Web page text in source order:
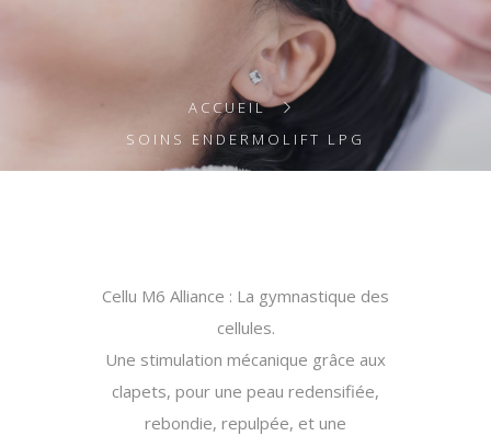
ACCUEIL
SOINS ENDERMOLIFT LPG
Cellu M6 Alliance : La gymnastique des
cellules.
Une stimulation mécanique grâce aux
clapets, pour une peau redensifiée,
rebondie, repulpée, et une